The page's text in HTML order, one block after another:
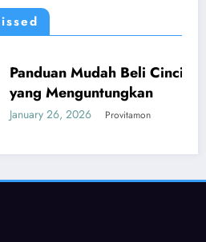
Beli Cincin Berlian
Provitamon